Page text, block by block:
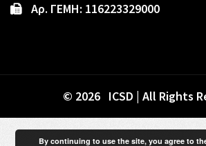
Αρ. ΓΕΜΗ: 116223329000
© 2026 ICSD | All Rights
By continuing to use the site, you agree to